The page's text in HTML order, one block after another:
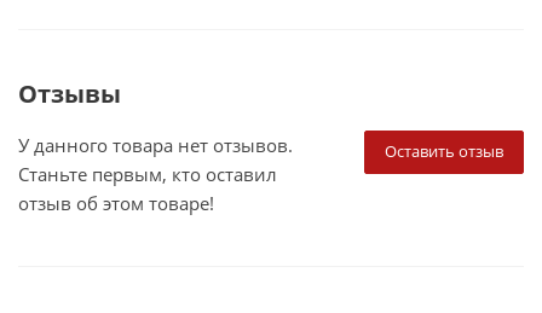
Отзывы
Оставить отзыв
У данного товара нет отзывов.
Станьте первым, кто оставил
отзыв об этом товаре!